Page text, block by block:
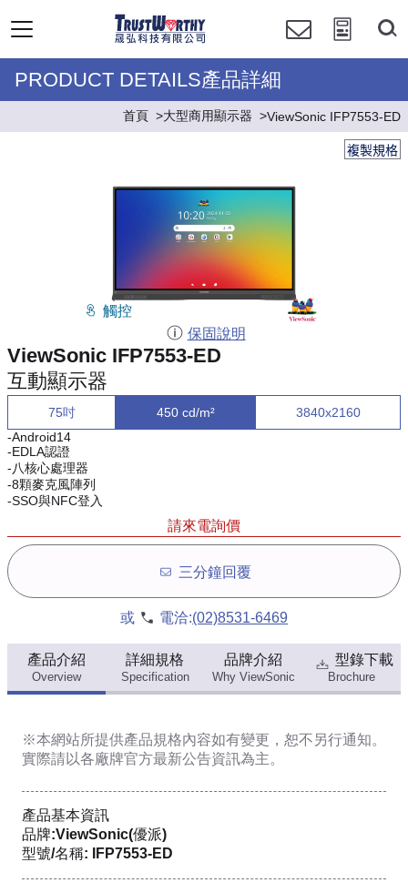
PRODUCT DETAILS產品詳細
首頁 大型商用顯示器 ViewSonic IFP7553-ED
複製規格
觸控
保固說明
ViewSonic IFP7553-ED
互動顯示器
75吋 450 cd/m²
3840x2160
-Android14
-EDLA認證
-八核心處理器
-8顆麥克風陣列
-SSO與NFC登入
請來電詢價
三分鐘回覆
或 電洽:(02)8531-6469
產品介紹
Overview
詳細規格
Specification
品牌介紹
Why ViewSonic
型錄下載
Brochure
※本網站所提供產品規格內容如有變更，恕不另行通知。
實際請以各廠牌官方最新公告資訊為主。
產品基本資訊
品牌:ViewSonic(優派)
型號/名稱: IFP7553-ED